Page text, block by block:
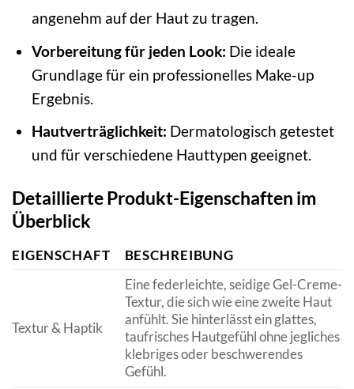
angenehm auf der Haut zu tragen.
Vorbereitung für jeden Look: Die ideale
Grundlage für ein professionelles Make-up
Ergebnis.
Hautverträglichkeit: Dermatologisch getestet
und für verschiedene Hauttypen geeignet.
Detaillierte Produkt-Eigenschaften im
Überblick
EIGENSCHAFT BESCHREIBUNG
Textur & Haptik
Eine federleichte, seidige Gel-Creme-
Textur, die sich wie eine zweite Haut
anfühlt. Sie hinterlässt ein glattes,
taufrisches Hautgefühl ohne jegliches
klebriges oder beschwerendes
Gefühl.